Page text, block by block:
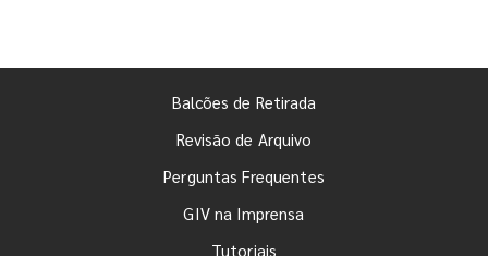
Balcões de Retirada
Revisão de Arquivo
Perguntas Frequentes
GIV na Imprensa
Tutoriais